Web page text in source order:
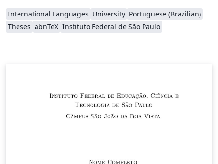
International Languages University Portuguese (Brazilian)
Theses abnTeX Instituto Federal de São Paulo